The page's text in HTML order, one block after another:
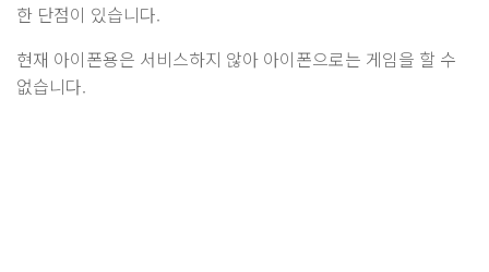
한 단점이 있습니다.
현재 아이폰용은 서비스하지 않아 아이폰으로는 게임을 할 수
없습니다.